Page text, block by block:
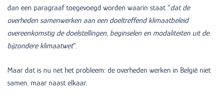
dan een paragraaf toegevoegd worden waarin staat “dat de
overheden samenwerken aan een doeltreffend klimaatbeleid
overeenkomstig de doelstellingen, beginselen en modaliteiten uit de
bijzondere klimaatwet”.
Maar dat is nu net het probleem: de overheden werken in België niet
samen, maar naast elkaar.